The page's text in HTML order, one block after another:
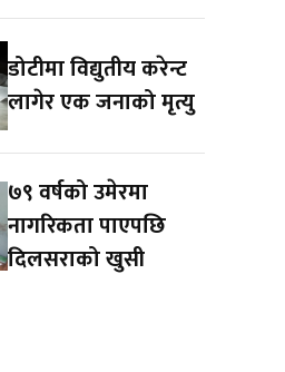
डोटीमा विद्युतीय करेन्ट
लागेर एक जनाको मृत्यु
७९ वर्षको उमेरमा
नागरिकता पाएपछि
दिलसराको खुसी